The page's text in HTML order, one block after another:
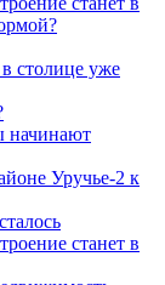
столице уже
начинают
Уручье-2 к
станет в